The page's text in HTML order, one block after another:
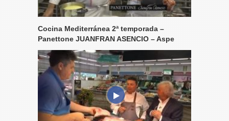
Cocina Mediterránea 2ª temporada –
Panettone JUANFRAN ASENCIO – Aspe